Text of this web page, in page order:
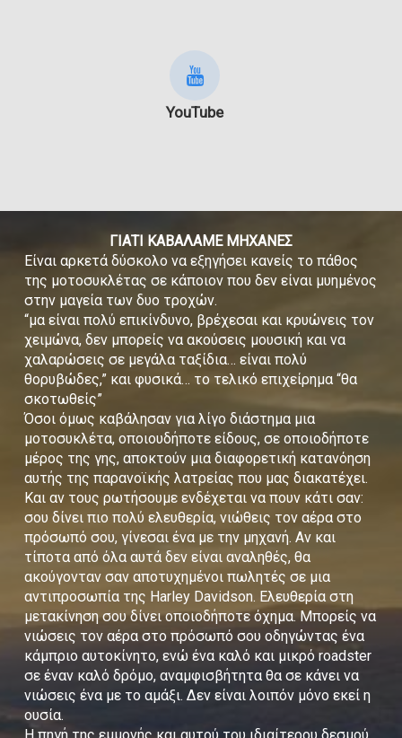
YouTube
ΓΙΑΤΙ ΚΑΒΑΛΑΜΕ ΜΗΧΑΝΕΣ
Είναι αρκετά δύσκολο να εξηγήσει κανείς το πάθος
της μοτοσυκλέτας σε κάποιον που δεν είναι μυημένος
στην μαγεία των δυο τροχών.
“μα είναι πολύ επικίνδυνο, βρέχεσαι και κρυώνεις τον
χειμώνα, δεν μπορείς να ακούσεις μουσική και να
χαλαρώσεις σε μεγάλα ταξίδια… είναι πολύ
θορυβώδες,” και φυσικά… το τελικό επιχείρημα “θα
σκοτωθείς”
Όσοι όμως καβάλησαν για λίγο διάστημα μια
μοτοσυκλέτα, οποιουδήποτε είδους, σε οποιοδήποτε
μέρος της γης, αποκτούν μια διαφορετική κατανόηση
αυτής της παρανοϊκής λατρείας που μας διακατέχει.
Και αν τους ρωτήσουμε ενδέχεται να πουν κάτι σαν:
σου δίνει πιο πολύ ελευθερία, νιώθεις τον αέρα στο
πρόσωπό σου, γίνεσαι ένα με την μηχανή. Αν και
τίποτα από όλα αυτά δεν είναι αναληθές, θα
ακούγονταν σαν αποτυχημένοι πωλητές σε μια
αντιπροσωπία της Harley Davidson. Ελευθερία στη
μετακίνηση σου δίνει οποιοδήποτε όχημα. Μπορείς να
νιώσεις τον αέρα στο πρόσωπό σου οδηγώντας ένα
κάμπριο αυτοκίνητο, ενώ ένα καλό και μικρό roadster
σε έναν καλό δρόμο, αναμφισβήτητα θα σε κάνει να
νιώσεις ένα με το αμάξι. Δεν είναι λοιπόν μόνο εκεί η
ουσία.
Η πηγή της εμμονής και αυτού του ιδιαίτερου δεσμού